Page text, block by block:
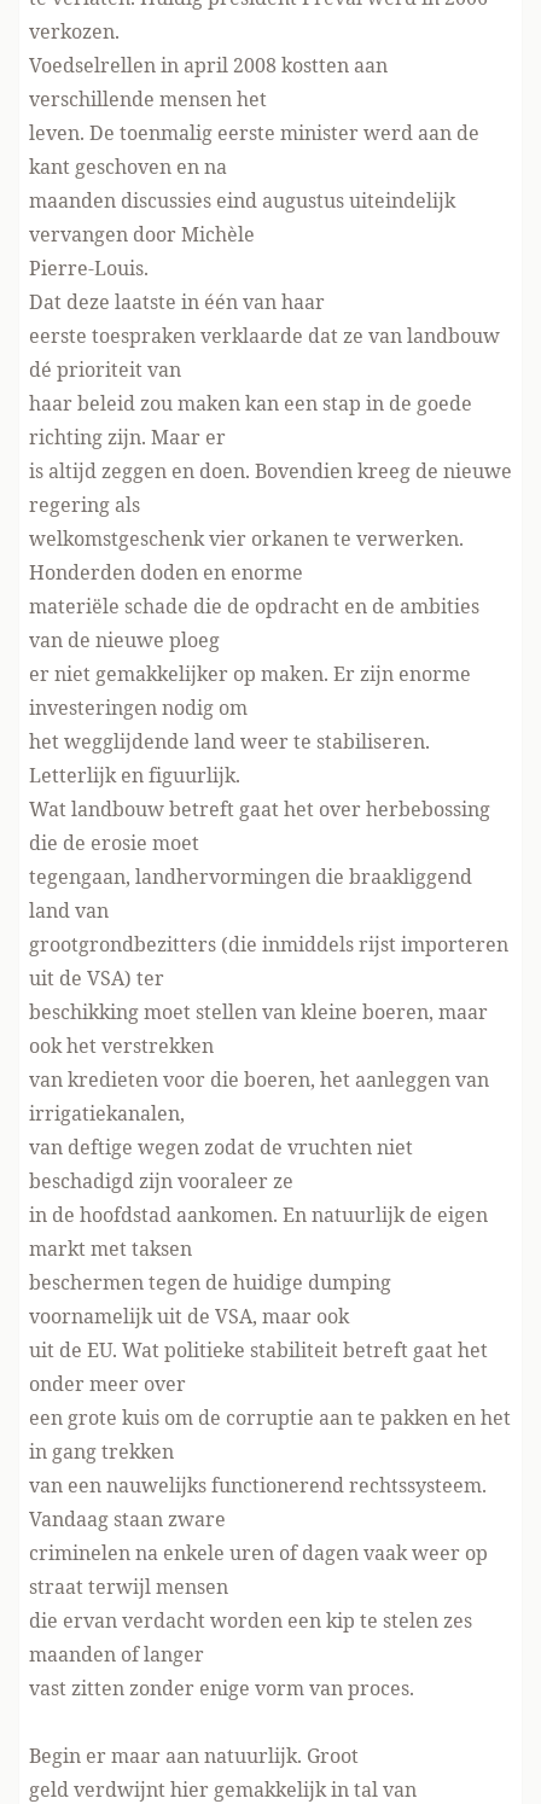
verkozen.
Voedselrellen in april 2008 kostten aan
verschillende mensen het
leven. De toenmalig eerste minister werd aan de
kant geschoven en na
maanden discussies eind augustus uiteindelijk
vervangen door Michèle
Pierre-Louis.
Dat deze laatste in één van haar
eerste toespraken verklaarde dat ze van landbouw
dé prioriteit van
haar beleid zou maken kan een stap in de goede
richting zijn. Maar er
is altijd zeggen en doen. Bovendien kreeg de nieuwe
regering als
welkomstgeschenk vier orkanen te verwerken.
Honderden doden en enorme
materiële schade die de opdracht en de ambities
van de nieuwe ploeg
er niet gemakkelijker op maken. Er zijn enorme
investeringen nodig om
het wegglijdende land weer te stabiliseren.
Letterlijk en figuurlijk.
Wat landbouw betreft gaat het over herbebossing
die de erosie moet
tegengaan, landhervormingen die braakliggend
land van
grootgrondbezitters (die inmiddels rijst importeren
uit de VSA) ter
beschikking moet stellen van kleine boeren, maar
ook het verstrekken
van kredieten voor die boeren, het aanleggen van
irrigatiekanalen,
van deftige wegen zodat de vruchten niet
beschadigd zijn vooraleer ze
in de hoofdstad aankomen. En natuurlijk de eigen
markt met taksen
beschermen tegen de huidige dumping
voornamelijk uit de VSA, maar ook
uit de EU. Wat politieke stabiliteit betreft gaat het
onder meer over
een grote kuis om de corruptie aan te pakken en het
in gang trekken
van een nauwelijks functionerend rechtssysteem.
Vandaag staan zware
criminelen na enkele uren of dagen vaak weer op
straat terwijl mensen
die ervan verdacht worden een kip te stelen zes
maanden of langer
vast zitten zonder enige vorm van proces.
Begin er maar aan natuurlijk. Groot
geld verdwijnt hier gemakkelijk in tal van